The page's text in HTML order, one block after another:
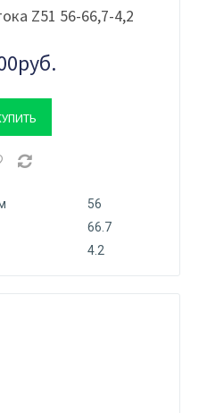
Z51 56-66,7-4,2
56
66.7
4.2